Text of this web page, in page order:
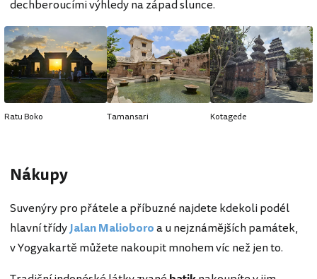
dechberoucími výhledy na západ slunce.
Ratu Boko Tamansari Kotagede
Nákupy
Suvenýry pro přátele a příbuzné najdete kdekoli podél
hlavní třídyJalan Malioboroa u nejznámějších památek,
v Yogyakartě můžete nakoupit mnohem víc než jen to.